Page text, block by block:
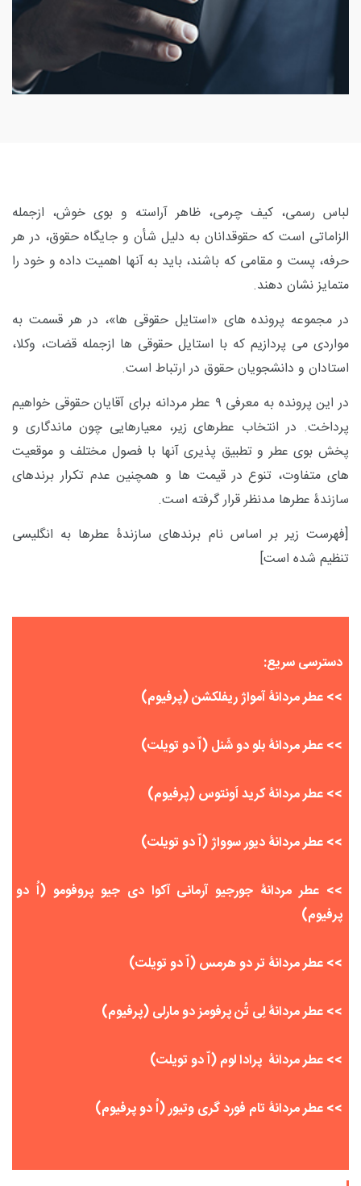
لباس رسمی، کیف چرمی، ظاهر آراسته و بوی خوش، ازجمله
الزاماتی است که حقوقدانان به دلیل شأن و جایگاه حقوق، در هر
حرفه، پست و مقامی که باشند، باید به آنها اهمیت داده و خود را
متمایز نشان دهند.
در مجموعه پرونده های «استایل حقوقی ها»، در هر قسمت به
مواردی می پردازیم که با استایل حقوقی ها ازجمله قضات، وکلا،
استادان و دانشجویان حقوق در ارتباط است.
در این پرونده به معرفی ۹ عطر مردانه برای آقایان حقوقی خواهیم
پرداخت. در انتخاب عطرهای زیر، معیارهایی چون ماندگاری و
پخش بوی عطر و تطبیق پذیری آنها با فصول مختلف و موقعیت
های متفاوت، تنوع در قیمت ها و همچنین عدم تکرار برندهای
سازندۀ عطرها مدنظر قرار گرفته است.
[فهرست زیر بر اساس نام برندهای سازندۀ عطرها به انگلیسی
تنظیم شده است]
دسترسی سریع:
>>عطر مردانۀ آمواژ ریفلکشن (پرفیوم)
>>عطر مردانۀ بلو دو شَنل (اّ دو تویلت)
>>عطر مردانۀ کرید اَونتوس (پرفیوم)
>>عطر مردانۀ دیور سوواژ (اّ دو تویلت)
>> عطر مردانۀ جورجیو آرمانی آکوا دی جیو پروفومو (اُ دو
پرفیوم)
>>عطر مردانۀ تر دو هرمس (اّ دو تویلت)
>>عطر مردانۀ لِی تُن پرفومز دو مارلی (پرفیوم)
>>عطر مردانۀ پرادا لوم (اّ دو تویلت)
>>عطر مردانۀ تام فورد گری وتیور (اُ دو پرفیوم)